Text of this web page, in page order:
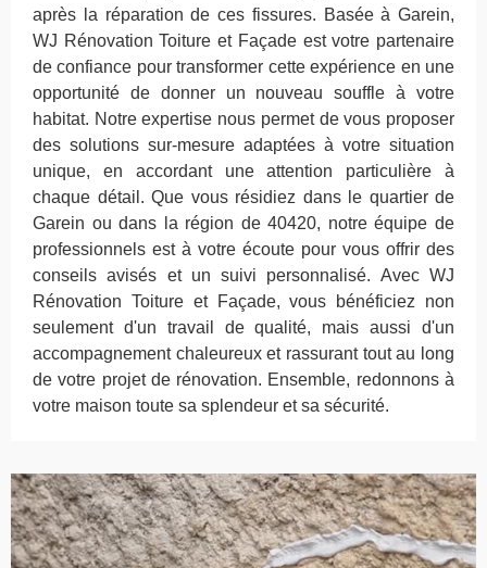
après la réparation de ces fissures. Basée à Garein,
WJ Rénovation Toiture et Façade est votre partenaire
de confiance pour transformer cette expérience en une
opportunité de donner un nouveau souffle à votre
habitat. Notre expertise nous permet de vous proposer
des solutions sur-mesure adaptées à votre situation
unique, en accordant une attention particulière à
chaque détail. Que vous résidiez dans le quartier de
Garein ou dans la région de 40420, notre équipe de
professionnels est à votre écoute pour vous offrir des
conseils avisés et un suivi personnalisé. Avec WJ
Rénovation Toiture et Façade, vous bénéficiez non
seulement d'un travail de qualité, mais aussi d'un
accompagnement chaleureux et rassurant tout au long
de votre projet de rénovation. Ensemble, redonnons à
votre maison toute sa splendeur et sa sécurité.